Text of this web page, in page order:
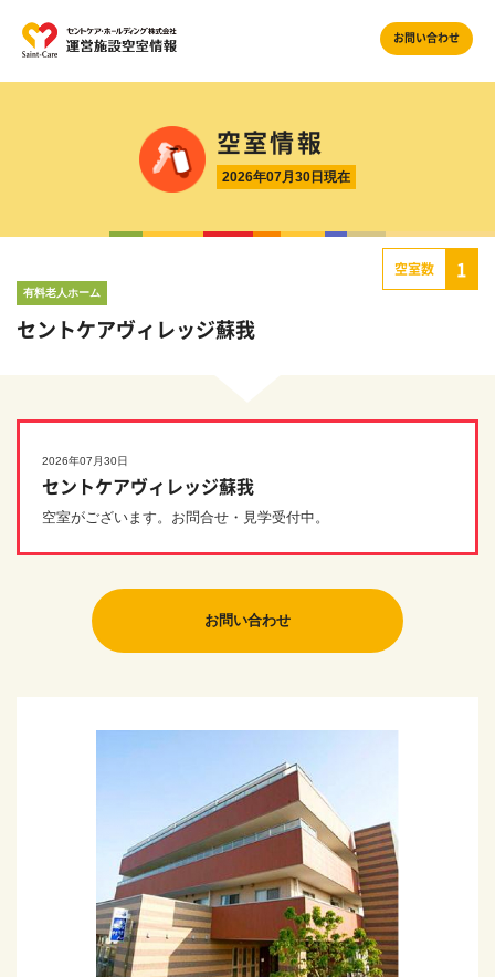
お問い合わせ
空室情報
2026年07月30日現在
有料老人ホーム
セントケアヴィレッジ蘇我
空室数 1
2026年07月30日
セントケアヴィレッジ蘇我
空室がございます。お問合せ・見学受付中。
お問い合わせ